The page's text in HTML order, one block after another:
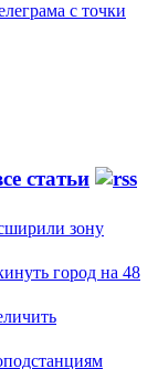
с точки
статьи
зону
город на 48